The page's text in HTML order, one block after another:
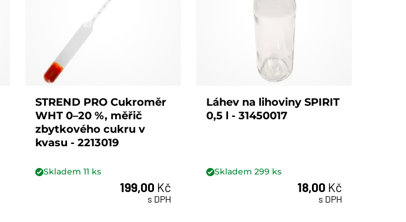
STREND PRO Cukroměr
WHT 0–20 %, měřič
zbytkového cukru v
kvasu - 2213019
Skladem11 ks
199,00 Kč
s DPH
Láhev na lihoviny SPIRIT
0,5 l - 31450017
Skladem299 ks
18,00 Kč
s DPH